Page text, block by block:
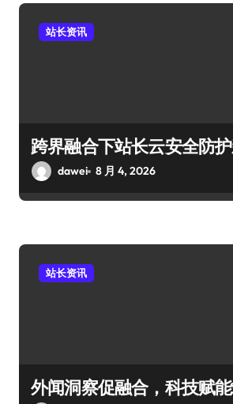
站长资讯
跨界融合下站长云安全防
dawei 8 月 4, 2026
站长资讯
外闻洞察促融合，科技赋